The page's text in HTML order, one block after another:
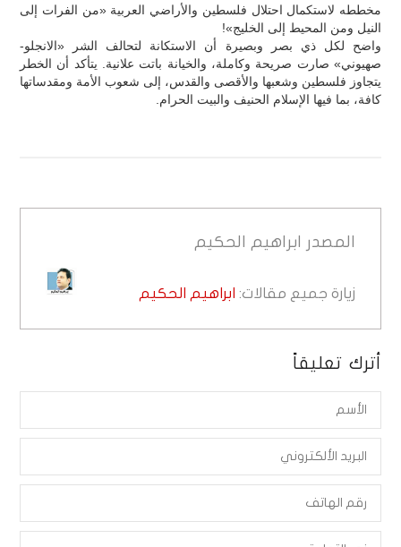
مخططه لاستكمال احتلال فلسطين والأراضي العربية «من الفرات إلى
النيل ومن المحيط إلى الخليج»!
واضح لكل ذي بصر وبصيرة أن الاستكانة لتحالف الشر «الانجلو-
صهيوني» صارت صريحة وكاملة، والخيانة باتت علانية. يتأكد أن الخطر
يتجاوز فلسطين وشعبها والأقصى والقدس، إلى شعوب الأمة ومقدساتها
كافة، بما فيها الإسلام الحنيف والبيت الحرام.
المصدر ابراهيم الحكيم
زيارة جميع مقالات: ابراهيم الحكيم
أترك تعليقاً